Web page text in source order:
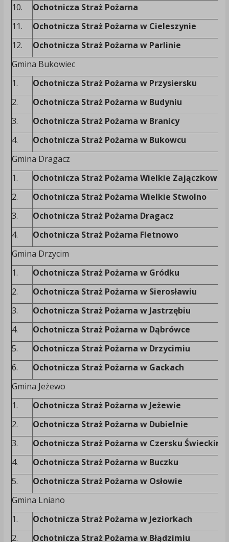
10.
Ochotnicza Straż Pożarna
11.
Ochotnicza Straż Pożarna w Cieleszynie
12.
Ochotnicza Straż Pożarna w Parlinie
Gmina Bukowiec
1.
Ochotnicza Straż Pożarna w Przysiersku
2.
Ochotnicza Straż Pożarna w Budyniu
3.
Ochotnicza Straż Pożarna w Branicy
4.
Ochotnicza Straż Pożarna w Bukowcu
Gmina Dragacz
1.
Ochotnicza Straż Pożarna Wielkie Zajączkowo
2.
Ochotnicza Straż Pożarna Wielkie Stwolno
3.
Ochotnicza Straż Pożarna Dragacz
4.
Ochotnicza Straż Pożarna Fletnowo
Gmina Drzycim
1.
Ochotnicza Straż Pożarna w Gródku
2.
Ochotnicza Straż Pożarna w Sierosławiu
3.
Ochotnicza Straż Pożarna w Jastrzębiu
4.
Ochotnicza Straż Pożarna w Dąbrówce
5.
Ochotnicza Straż Pożarna w Drzycimiu
6.
Ochotnicza Straż Pożarna w Gackach
Gmina Jeżewo
1.
Ochotnicza Straż Pożarna w Jeżewie
2.
Ochotnicza Straż Pożarna w Dubielnie
3.
Ochotnicza Straż Pożarna w Czersku Świeckim
4.
Ochotnicza Straż Pożarna w Buczku
5.
Ochotnicza Straż Pożarna w Osłowie
Gmina Lniano
1.
Ochotnicza Straż Pożarna w Jeziorkach
2.
Ochotnicza Straż Pożarna w Błądzimiu